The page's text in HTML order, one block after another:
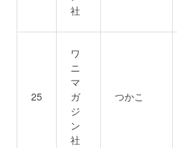
社
25
ワ
ニ
マ
ガ
ジ
ン
社
つかこ